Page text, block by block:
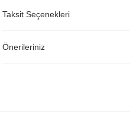
Taksit Seçenekleri
Önerileriniz